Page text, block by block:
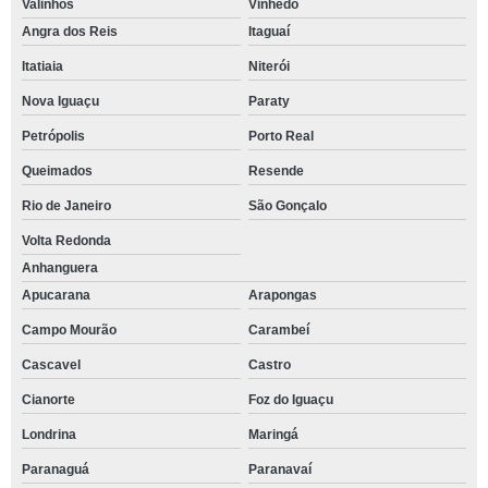
Valinhos
Vinhedo
Angra dos Reis
Itaguaí
Itatiaia Niterói
Nova Iguaçu Paraty
Petrópolis Porto Real
Queimados Resende
Rio de Janeiro São Gonçalo
Volta Redonda
Anhanguera
Apucarana
Arapongas
Campo Mourão Carambeí
Cascavel Castro
Cianorte Foz do Iguaçu
Londrina Maringá
Paranaguá Paranavaí